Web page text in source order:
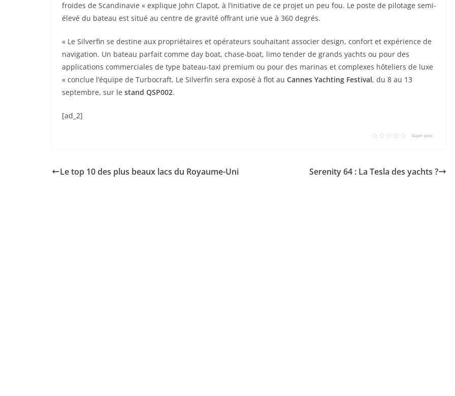
froides de Scandinavie « explique John Clapot, à l’initiative de ce projet un peu fou. Le poste de pilotage semi-
élevé du bateau est situé au centre de gravité offrant une vue à 360 degrés.
« Le Silverfin se destine aux propriétaires et opérateurs souhaitant associer design, confort et expérience de
navigation. Un bateau parfait comme day boat, chase-boat, limo tender de grands yachts ou pour des
applications commerciales de type bateau-taxi premium ou pour des marinas et complexes hôteliers de luxe
« conclue l’équipe de Turbocraft. Le Silverfin sera exposé à flot au Cannes Yachting Festival, du 8 au 13
septembre, sur le stand QSP002.
[ad_2]
Super post
Le top 10 des plus beaux lacs du Royaume-Uni Serenity 64 : La Tesla des yachts ?